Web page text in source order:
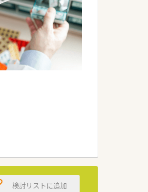
の連携がとりやす
検討リストに追加